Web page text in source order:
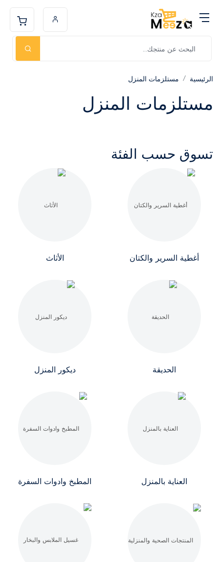
الرئيسية مستلزمات المنزل
مستلزمات المنزل
تسوق حسب الفئة
أغطية السرير والكتان الأثاث
الحديقة ديكور المنزل
العناية بالمنزل المطبخ وادوات السفرة